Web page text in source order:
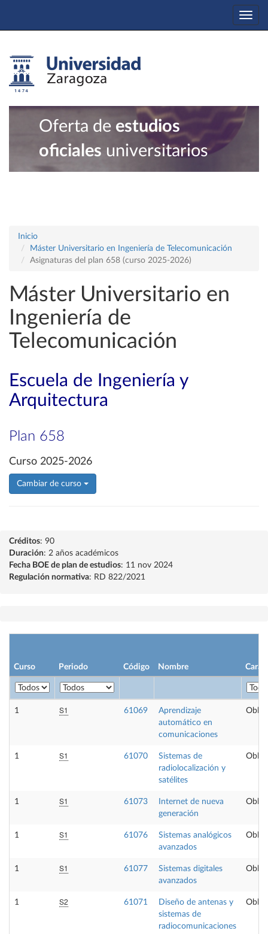
Oferta de estudios
oficiales universitarios
Inicio
Máster Universitario en Ingeniería de Telecomunicación
Asignaturas del plan 658 (curso 2025-2026)
Máster Universitario en
Ingeniería de
Telecomunicación
Escuela de Ingeniería y
Arquitectura
Plan 658
Curso 2025-2026
Cambiar de curso
Créditos: 90
Duración: 2 años académicos
Fecha BOE de plan de estudios: 11 nov 2024
Regulación normativa: RD 822/2021
Curso Periodo Código Nombre
1 S1 61069
Aprendizaje
automático en
comunicaciones
1 S1 61070
Sistemas de
radiolocalización y
satélites
1 S1 61073
Internet de nueva
generación
1 S1 61076
Sistemas analógicos
avanzados
1 S1 61077
Sistemas digitales
avanzados
1 S2 61071
Diseño de antenas y
sistemas de
radiocomunicaciones